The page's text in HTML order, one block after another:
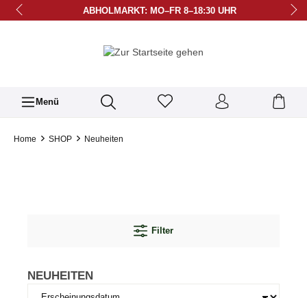
ABHOLMARKT: MO–FR 8–18:30 UHR
LIEFERUNG AB 39,90 € FREI ZZGL. PFAND
Menü
Home SHOP Neuheiten
Filter
NEUHEITEN